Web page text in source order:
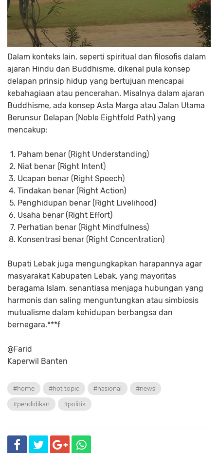
Dalam konteks lain, seperti spiritual dan filosofis dalam
ajaran Hindu dan Buddhisme, dikenal pula konsep
delapan prinsip hidup yang bertujuan mencapai
kebahagiaan atau pencerahan. Misalnya dalam ajaran
Buddhisme, ada konsep Asta Marga atau Jalan Utama
Berunsur Delapan (Noble Eightfold Path) yang
mencakup:
Paham benar (Right Understanding)
Niat benar (Right Intent)
Ucapan benar (Right Speech)
Tindakan benar (Right Action)
Penghidupan benar (Right Livelihood)
Usaha benar (Right Effort)
Perhatian benar (Right Mindfulness)
Konsentrasi benar (Right Concentration)
Bupati Lebak juga mengungkapkan harapannya agar
masyarakat Kabupaten Lebak, yang mayoritas
beragama Islam, senantiasa menjaga hubungan yang
harmonis dan saling menguntungkan atau simbiosis
mutualisme dalam kehidupan berbangsa dan
bernegara.***f
@Farid
Kaperwil Banten
#home #hot topic #nasional #news
#pendidikan #politik